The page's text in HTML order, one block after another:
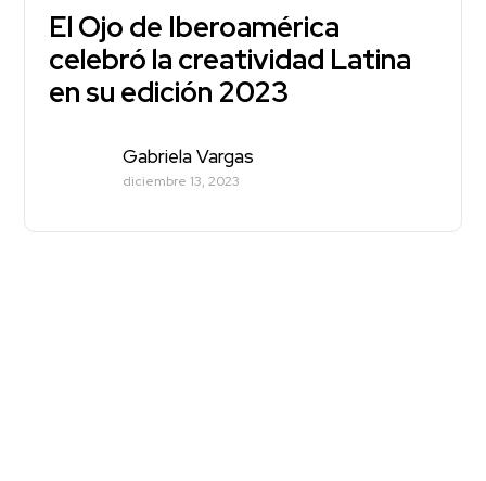
El Ojo de Iberoamérica
celebró la creatividad Latina
en su edición 2023
Gabriela Vargas
diciembre 13, 2023